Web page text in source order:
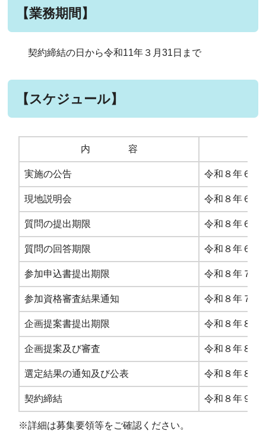
【業務期間】
契約締結の日から令和11年３月31日まで
【スケジュール】
内 容
実施の公告 令和８年６月
現地説明会 令和８年６月
質問の提出期限 令和８年６月
質問の回答期限 令和８年６月
参加申込書提出期限 令和８年７月
参加資格審査結果通知 令和８年７月
企画提案書提出期限 令和８年８月
企画提案及び審査 令和８年８月
選定結果の通知及び公表 令和８年８月
契約締結 令和８年９月
※詳細は募集要領等をご確認ください。